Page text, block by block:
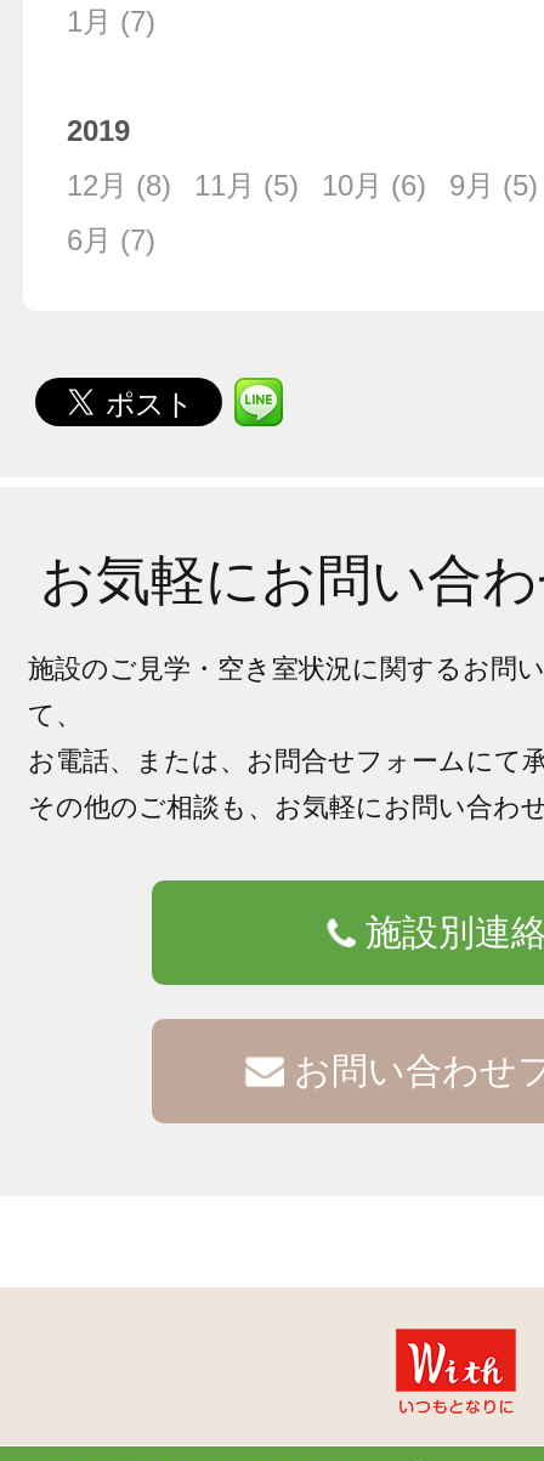
1月 (7)
2019
12月 (8) 11月 (5) 10月 (6) 9月 (5)
6月 (7)
お気軽にお問い合
施設のご見学・空き室状況に関するお問
て、
お電話、または、お問合せフォームにて
その他のご相談も、お気軽にお問い合わ
施設別連
お問い合わせ